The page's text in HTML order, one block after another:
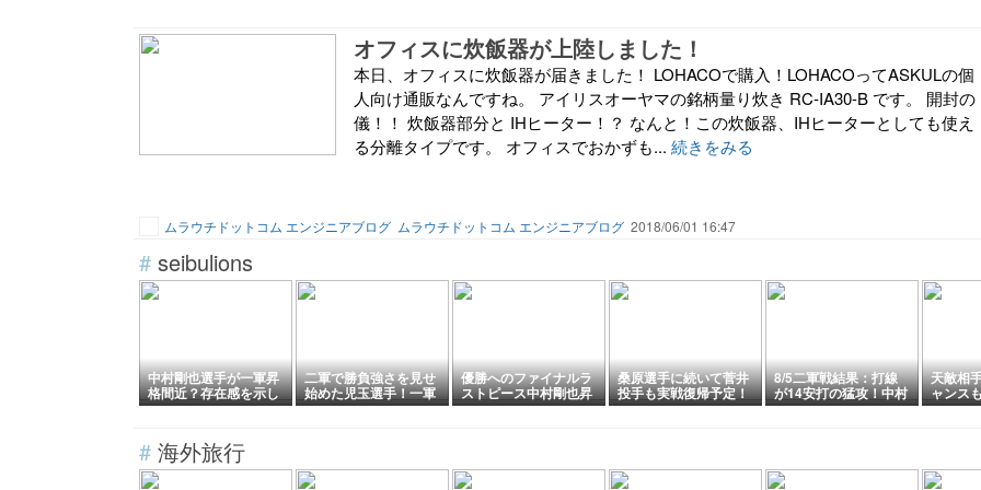
オフィスに炊飯器が上陸しました！
本日、オフィスに炊飯器が届きました！ LOHACOで購入！LOHACOってASKULの個
人向け通販なんですね。 アイリスオーヤマの銘柄量り炊き RC-IA30-B です。 開封の
儀！！ 炊飯器部分と IHヒーター！？ なんと！この炊飯器、IHヒーターとしても使え
る分離タイプです。 オフィスでおかずも... 続きをみる
ムラウチドットコム エンジニアブログ ムラウチドットコム エンジニアブログ 2018/06/01 16:47
# seibulions
中村剛也選手が一軍昇
格間近？存在感を示し
て打線に勢いを！
二軍で勝負強さを見せ
始めた児玉選手！一軍
内野争いに加われる
優勝へのファイナルラ
ストピース中村剛也昇
格へ！
桑原選手に続いて菅井
投手も実戦復帰予定！
終盤戦のチームを支え
8/5二軍戦結果：打線
が14安打の猛攻！中村
選手が1発！桑原選手
天敵相
ャンス
-L 16回戦)
# 海外旅行